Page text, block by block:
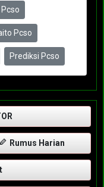
Pcso
Prediksi Pcso
Rumus Harian